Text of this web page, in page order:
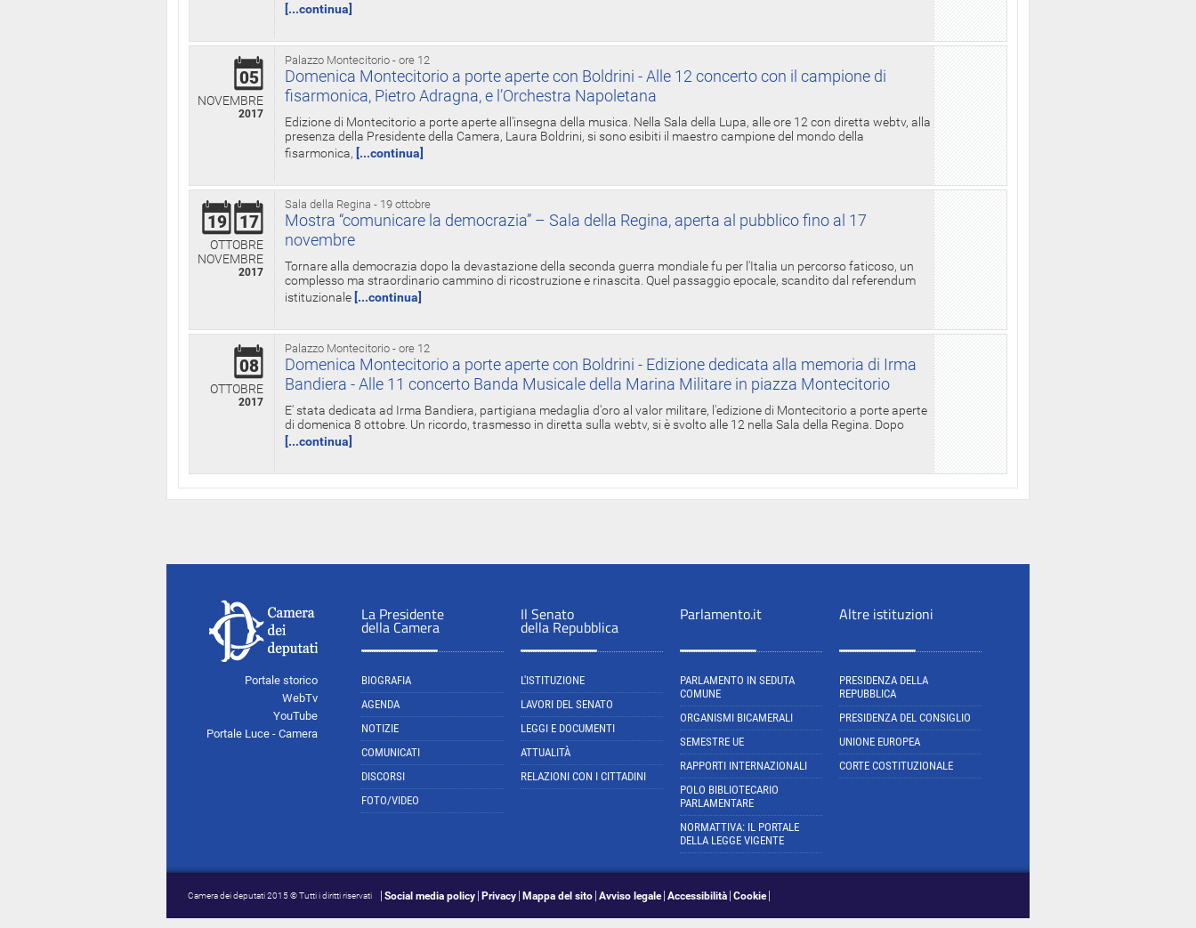
[...continua]
Palazzo Montecitorio - ore 12
05
NOVEMBRE
2017
Domenica Montecitorio a porte aperte con Boldrini - Alle 12 concerto con il campione di
fisarmonica, Pietro Adragna, e l’Orchestra Napoletana
Edizione di Montecitorio a porte aperte all'insegna della musica. Nella Sala della Lupa, alle ore 12 con diretta webtv, alla
presenza della Presidente della Camera, Laura Boldrini, si sono esibiti il maestro campione del mondo della
fisarmonica, [...continua]
Sala della Regina - 19 ottobre
19 17
OTTOBRE
NOVEMBRE
2017
Mostra “comunicare la democrazia” – Sala della Regina, aperta al pubblico fino al 17
novembre
Tornare alla democrazia dopo la devastazione della seconda guerra mondiale fu per l'Italia un percorso faticoso, un
complesso ma straordinario cammino di ricostruzione e rinascita. Quel passaggio epocale, scandito dal referendum
istituzionale [...continua]
Palazzo Montecitorio - ore 12
08
OTTOBRE
2017
Domenica Montecitorio a porte aperte con Boldrini - Edizione dedicata alla memoria di Irma
Bandiera - Alle 11 concerto Banda Musicale della Marina Militare in piazza Montecitorio
E' stata dedicata ad Irma Bandiera, partigiana medaglia d'oro al valor militare, l'edizione di Montecitorio a porte aperte
di domenica 8 ottobre. Un ricordo, trasmesso in diretta sulla webtv, si è svolto alle 12 nella Sala della Regina. Dopo
[...continua]
Portale storico
WebTv
YouTube
Portale Luce - Camera
La Presidente
della Camera
BIOGRAFIA
AGENDA
NOTIZIE
COMUNICATI
DISCORSI
FOTO/VIDEO
Il Senato
della Repubblica
L'ISTITUZIONE
LAVORI DEL SENATO
LEGGI E DOCUMENTI
ATTUALITÀ
RELAZIONI CON I CITTADINI
Parlamento.it
PARLAMENTO IN SEDUTA
COMUNE
ORGANISMI BICAMERALI
SEMESTRE UE
RAPPORTI INTERNAZIONALI
POLO BIBLIOTECARIO
PARLAMENTARE
NORMATTIVA: IL PORTALE
DELLA LEGGE VIGENTE
Altre istituzioni
PRESIDENZA DELLA
REPUBBLICA
PRESIDENZA DEL CONSIGLIO
UNIONE EUROPEA
CORTE COSTITUZIONALE
Camera dei deputati 2015 © Tutti i diritti riservati Social media policy Privacy Mappa del sito Avviso legale Accessibilità Cookie